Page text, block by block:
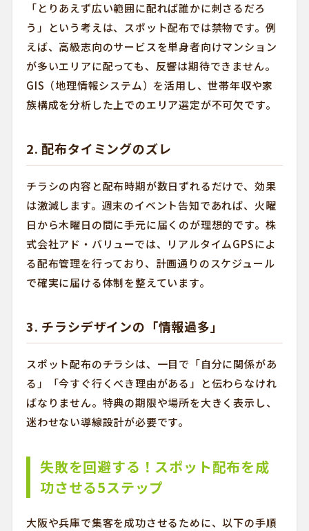
「とりあえず広い範囲に配れば誰かに刺さるだろ
う」という考えは、スポット配布では禁物です。例
えば、高級志向のサービスを単身者向けマンション
が多いエリアに配っても、反響は期待できません。
GIS（地理情報システム）を活用し、世帯年収や家
族構成を分析した上でのエリア選定が不可欠です。
2. 配布タイミングのズレ
チラシの内容と配布時期が数日ずれるだけで、効果
は激減します。週末のイベント告知であれば、火曜
日から木曜日の間に手元に届くのが理想的です。株
式会社アド・バリューでは、リアルタイムGPSによ
る配布管理を行っており、計画通りのスケジュール
で確実に届ける体制を整えています。
3. チラシデザインの「情報過多」
スポット配布のチラシは、一目で「自分に関係があ
る」「今すぐ行くべき理由がある」と伝わらなけれ
ばなりません。特典の期限や場所を大きく表示し、
迷わせない導線設計が必要です。
失敗を回避する！スポット配布を成
功させる5ステップ
大阪や兵庫で集客を成功させるために、以下の手順